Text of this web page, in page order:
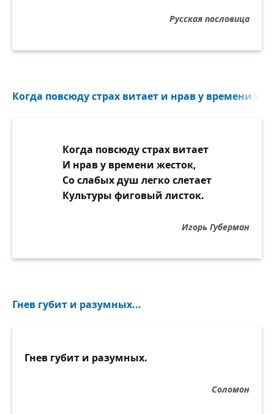
Русская пословица
Когда повсюду страх витает и нрав у времени
Когда повсюду страх витает
И нрав у времени жесток,
Со слабых душ легко слетает
Культуры фиговый листок.
Игорь Губерман
Гнев губит и разумных...
Гнев губит и разумных.
Соломон